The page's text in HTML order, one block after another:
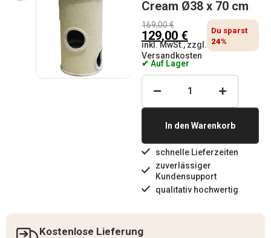
Cream Ø38 x 70 cm
169,00€
129,00 €
Du sparst
24%
inkl. MwSt., zzgl.
Versandkosten
✔ Auf Lager
In den Warenkorb
schnelle Lieferzeiten
zuverlässiger
Kundensupport
qualitativ hochwertig
Kostenlose Lieferung